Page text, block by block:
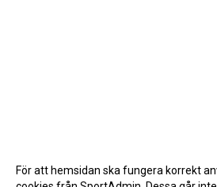
För att hemsidan ska fungera korrekt